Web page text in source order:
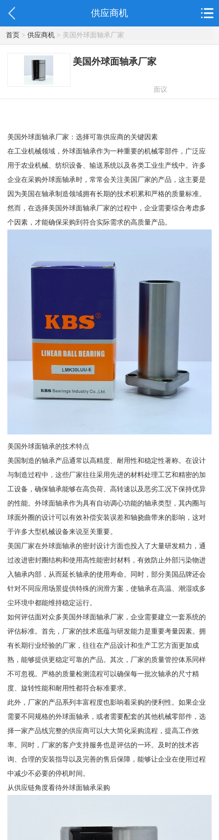
供应商机
首页> 供应商机> 美国外球面轴承厂家
美国外球面轴承厂家
面议
美国外球面轴承厂家：选择可靠供应商的关键因素
在工业机械领域，外球面轴承作为一种重要的机械零部件，广泛应
用于农业机械、纺织设备、输送系统以及各类工业生产线中。许多
企业在采购外球面轴承时，常常会关注美国厂家的产品，这主要是
因为美国在轴承制造领域拥有长期的技术积累和严格的质量标准。
然而，在选择美国外球面轴承厂家的过程中，企业需要综合考虑多
个因素，才能确保采购到符合实际需求的高质量产品。
美国外球面轴承的技术特点
美国制造的轴承产品通常以高精度、耐用性和稳定性著称。在设计
与制造过程中，这些厂家往往采用先进的材料处理工艺和精密的加
工设备，确保轴承能够在高负荷、高转速以及恶劣工况下保持优异
的性能。外球面轴承作为具有自动调心功能的轴承类型，其内圈与
球面外圈的设计可以有效补偿安装误差和轴挠曲带来的影响，这对
于许多大型机械设备来说至关重要。
美国厂家在外球面轴承的密封设计方面也投入了大量研发精力，通
过改进密封圈结构和使用高性能密封材料，有效防止外部污染物进
入轴承内部，从而延长轴承的使用寿命。同时，部分美国品牌还会
针对不同应用场景提供特殊的润滑方案，使轴承在高温、潮湿或多
尘环境中都能维持稳定运行。
如何评估面对众多美国外球面轴承厂家，企业需要建立一套系统的
评估标准。首先，厂家的技术底蕴与研发能力是重要考量因素。拥
有长期行业经验的厂家，往往在产品设计和生产工艺方面更加成
熟，能够提供更稳定可靠的产品。其次，厂家的质量管控体系同样
不可忽视。严格的质量检测流程可以确保每一批次轴承的尺寸精
度、旋转性能和耐用性都符合标准要求。
此外，厂家的产品系列丰富程度也影响着采购的便利性。如果企业
需要不同规格的外球面轴承，或者需要配套的其他机械零部件，选
择一家产品线完整的供应商可以大大简化采购流程，提高工作效
率。同时，厂家的客户支持服务也是评估的一环。及时的技术咨
询、合理的安装指导以及完善的售后保障，能够让企业在使用过程
中减少不必要的停机时间。
从供应链角度看待外球面轴承采购